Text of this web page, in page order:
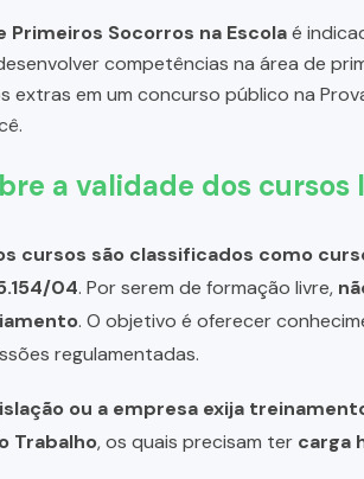
Socorros na Escolaé
competências na área de
extras em um concurso público na
a validade dos cursos
cursos são classificados como
04. Por serem de formação livre,
. O objetivo é oferecer
regulamentadas.
ou a empresa exija
Trabalho, os quais precisam ter carga